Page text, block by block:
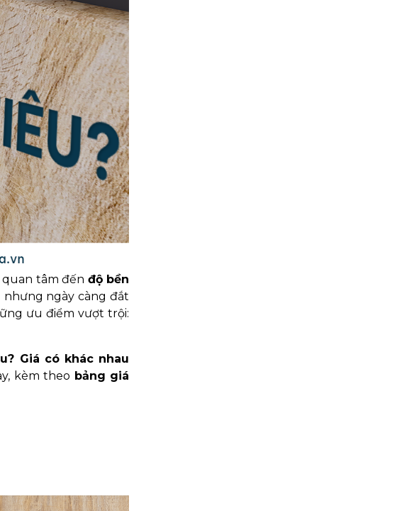
tâm đến độ bền
ngày càng đắt
ưu điểm vượt trội:
Giá có khác nhau
kèm theo bảng giá